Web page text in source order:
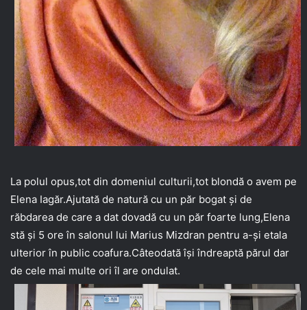
La polul opus,tot din domeniul culturii,tot blondă o avem pe
Elena Iagăr.Ajutată de natură cu un păr bogat și de
răbdarea de care a dat dovadă cu un păr foarte lung,Elena
stă și 5 ore în salonul lui Marius Mizdran pentru a-și etala
ulterior în public coafura.Câteodată își îndreaptă părul dar
de cele mai multe ori îl are ondulat.